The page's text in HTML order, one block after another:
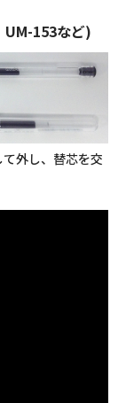
UM-153など)
外し、替芯を交